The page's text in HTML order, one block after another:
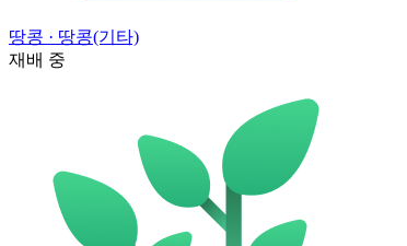
땅콩 · 땅콩(기타)
재배 중